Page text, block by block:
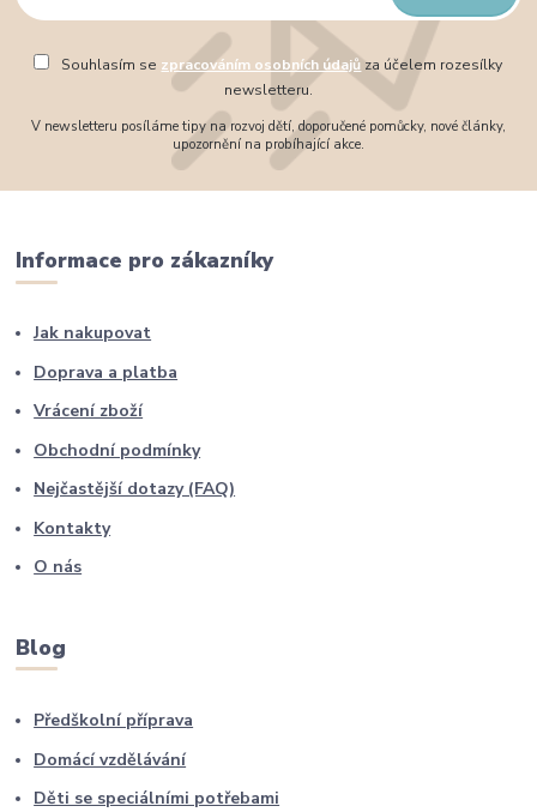
Souhlasím se zpracováním osobních údajůza účelem rozesílky
newsletteru.
V newsletteru posíláme tipy na rozvoj dětí, doporučené pomůcky, nové články,
upozornění na probíhající akce.
Informace pro zákazníky
Jak nakupovat
Doprava a platba
Vrácení zboží
Obchodní podmínky
Nejčastější dotazy (FAQ)
Kontakty
O nás
Blog
Předškolní příprava
Domácí vzdělávání
Děti se speciálními potřebami